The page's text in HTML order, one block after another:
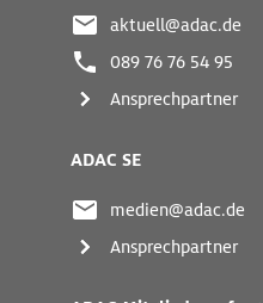
Links aktuell@adac.de
089 76 76 54 95
Ansprechpartner
ADAC SE
medien@adac.de
Ansprechpartner